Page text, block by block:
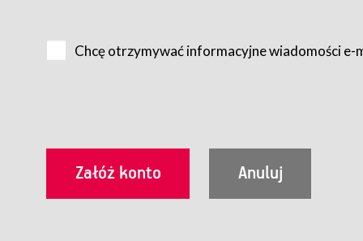
Usługobiorca przed rozpoczęciem korzystania z
utrwalenie i wydrukowanie.
§ 3
Chcę otrzymywać informacyjne wiadomości e-